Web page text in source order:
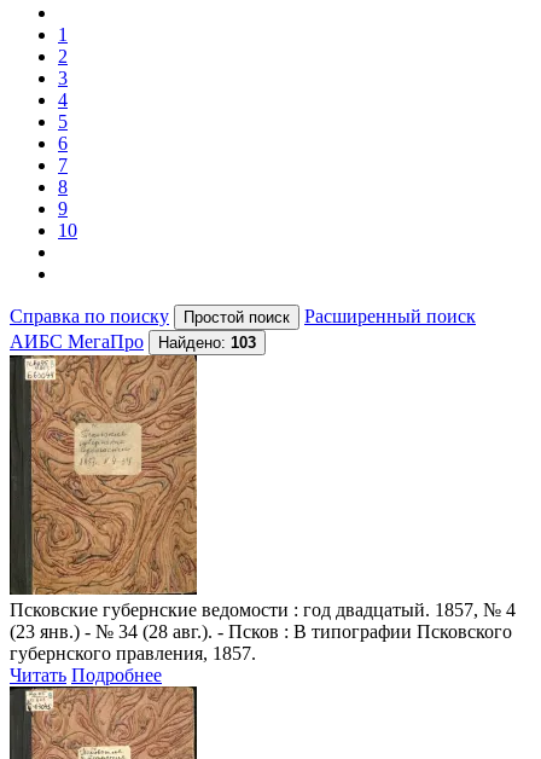
1
2
3
4
5
6
7
8
9
10
Справка по поиску
Расширенный поиск
АИБС МегаПро
Найдено: 103
Псковские губернские ведомости : год двадцатый. 1857, № 4
(23 янв.) - № 34 (28 авг.). - Псков : В типографии Псковского
губернского правления, 1857.
Читать Подробнее